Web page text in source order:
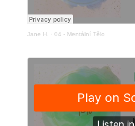
Jane H. · 04 - Mentální Tělo